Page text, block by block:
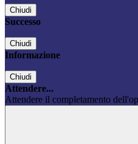
Chiudi
Successo
Chiudi
Informazione
Chiudi
Attendere...
Attendere il completamento